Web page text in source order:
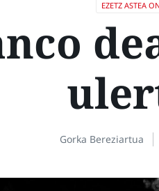
EZETZ ASTEA
Gorka Bereziartua